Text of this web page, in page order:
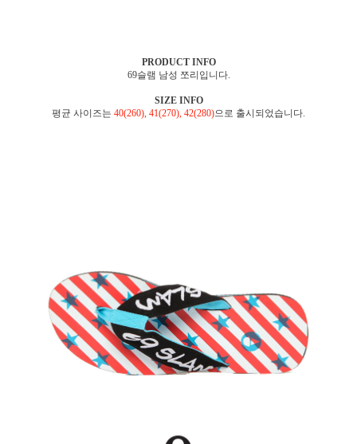
PRODUCT INFO
69슬램 남성 쪼리입니다.
SIZE INFO
평균 사이즈는 40(260), 41(270), 42(280)으로 출시되었습니다.